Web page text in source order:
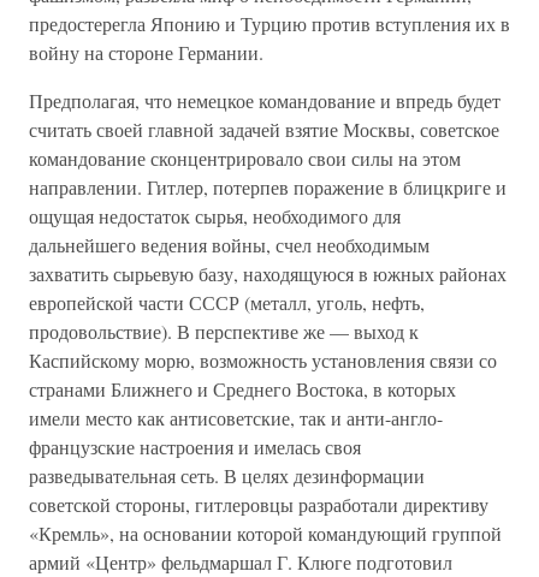
предостерегла Японию и Турцию против вступления их в
войну на стороне Германии.
Предполагая, что немецкое командование и впредь будет
считать своей главной задачей взятие Москвы, советское
командование сконцентрировало свои силы на этом
направлении. Гитлер, потерпев поражение в блицкриге и
ощущая недостаток сырья, необходимого для
дальнейшего ведения войны, счел необходимым
захватить сырьевую базу, находящуюся в южных районах
европейской части СССР (металл, уголь, нефть,
продовольствие). В перспективе же — выход к
Каспийскому морю, возможность установления связи со
странами Ближнего и Среднего Востока, в которых
имели место как антисоветские, так и анти-англо-
французские настроения и имелась своя
разведывательная сеть. В целях дезинформации
советской стороны, гитлеровцы разработали директиву
«Кремль», на основании которой командующий группой
армий «Центр» фельдмаршал Г. Клюге подготовил